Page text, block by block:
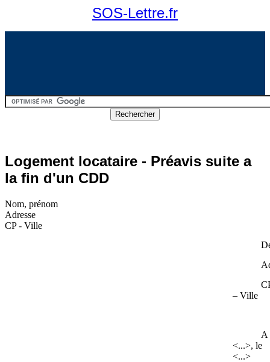
SOS-Lettre.fr
Logement locataire - Préavis suite a
la fin d'un CDD
Nom, prénom
Adresse
CP - Ville
– Ville
A
<...>, le
<...>